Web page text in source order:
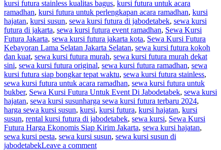
kursi futura stainless kualitas bagus, kursi futura untuk acara
ramadhan, kursi futura untuk perlengkapan acara ramadhan, kursi
hajatan, kursi susun, sewa kursi futura di jabodetabek, sewa kursi
futura di jakarta, sewa kursi futura event ramadhan, Sewa Kursi
Futura Jakarta, sewa kursi futura jakarta kota, Sewa Kursi Futura
Kebayoran Lama Selatan Jakarta Selatan, sewa kursi futura kokoh
dan kuat, sewa kursi futura murah, sewa kursi futura murah dekat
sini, sewa kursi futura original, sewa kursi futura ramadhan, sewa
kursi futura siap bongkar tepat waktu, sewa kursi futura stainless,
sewa kursi futura untuk acara ramadhan, sewa kursi futura untuk
bukber, Sewa Kursi Futura Untuk Event Di Jabodetabek, sewa kursi
hajatan, sewa kursi susunTags
harga sewa kursi futura terbaru 2024,
harga sewa kursi susun, kursi, kursi futura, kursi hajatan, kursi
susun, rental kursi futura di jabodetabek, sewa kursi, Sewa Kursi
Futura Harga Ekonomis Siap Kirim Jakarta, sewa kursi hajatan,
sewa kursi pesta, sewa kursi susun, sewa kursi susun di
jabodetabekLeave a commenton